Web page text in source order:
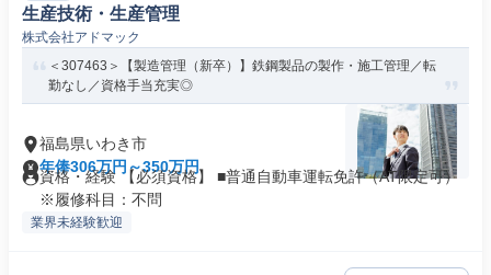
生産技術・生産管理
株式会社アドマック
＜307463＞【製造管理（新卒）】鉄鋼製品の製作・施工管理／転
勤なし／資格手当充実◎
福島県いわき市
年俸306万円～350万円
資格・経験 【必須資格】 ■普通自動車運転免許（AT限定可）
※履修科目：不問
業界未経験歓迎